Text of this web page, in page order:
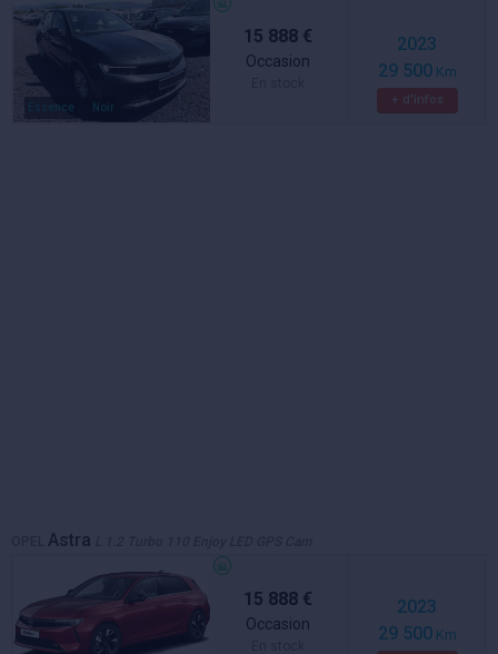
Essence Noir
15 888 €
Occasion
2023
29 500Km
+ d'infos
Astra
15 888 €
Occasion
2023
29 500Km